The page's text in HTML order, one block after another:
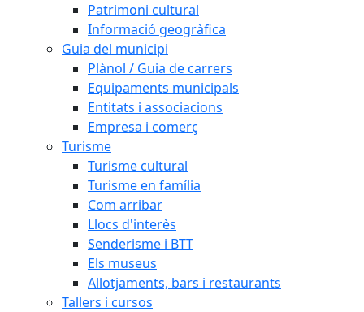
Patrimoni cultural
Informació geogràfica
Guia del municipi
Plànol / Guia de carrers
Equipaments municipals
Entitats i associacions
Empresa i comerç
Turisme
Turisme cultural
Turisme en família
Com arribar
Llocs d'interès
Senderisme i BTT
Els museus
Allotjaments, bars i restaurants
Tallers i cursos